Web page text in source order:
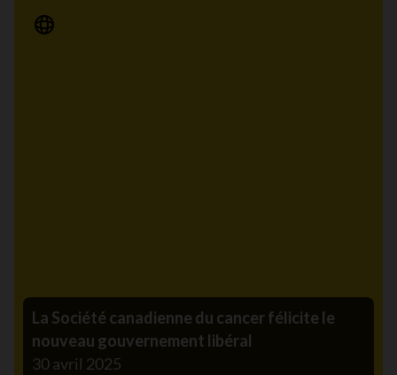
Communiqué de presse
La Société canadienne du cancer félicite le
nouveau gouvernement libéral
30 avril 2025